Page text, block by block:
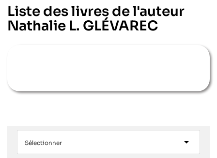
Liste des livres de l'auteur
Nathalie L. GLÉVAREC
Sélectionner 